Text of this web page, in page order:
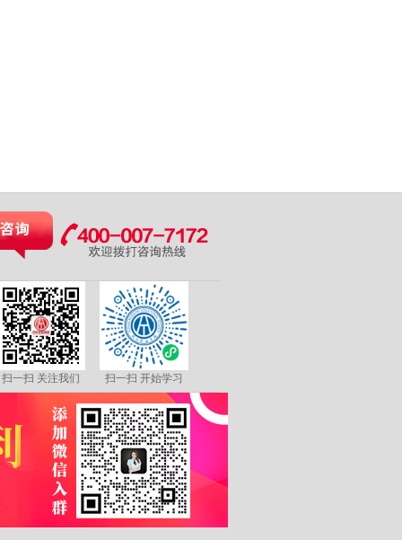
扫一扫 关注我们 扫一扫 开始学习